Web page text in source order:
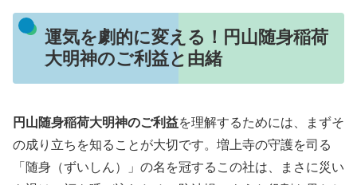
運気を劇的に変える！円山随身稲荷
大明神のご利益と由緒
円山随身稲荷大明神のご利益を理解するためには、まずそ
の成り立ちを知ることが大切です。増上寺の守護を司る
「随身（ずいしん）」の名を冠するこの社は、まさに災い